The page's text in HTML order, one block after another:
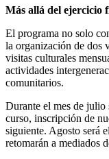
Más allá del ejercicio
El programa no solo
la organización de dos
visitas culturales
actividades
comunitarios.
Durante el mes de julio
curso, inscripción de
siguiente. Agosto será
retomarán a mediados